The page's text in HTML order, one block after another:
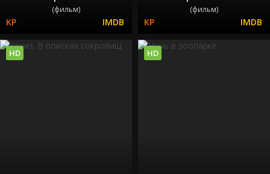
(фильм) (фильм)
HD HD